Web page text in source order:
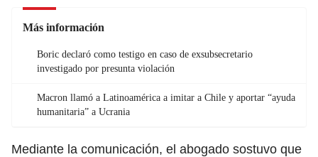
Más información
Boric declaró como testigo en caso de exsubsecretario
investigado por presunta violación
Macron llamó a Latinoamérica a imitar a Chile y aportar “ayuda
humanitaria” a Ucrania
Mediante la comunicación, el abogado sostuvo que